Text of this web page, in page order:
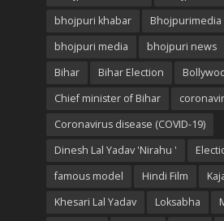
bhojpuri khabar
Bhojpurimedia
bhojpuri media
bhojpuri news
Bihar
Bihar Election
Chief minister of Bihar
Coronavirus disease (COVID-19)
Dinesh Lal Yadav 'Nirahu '
famous model
Hindi Film
Khesari Lal Yadav
Loksabha